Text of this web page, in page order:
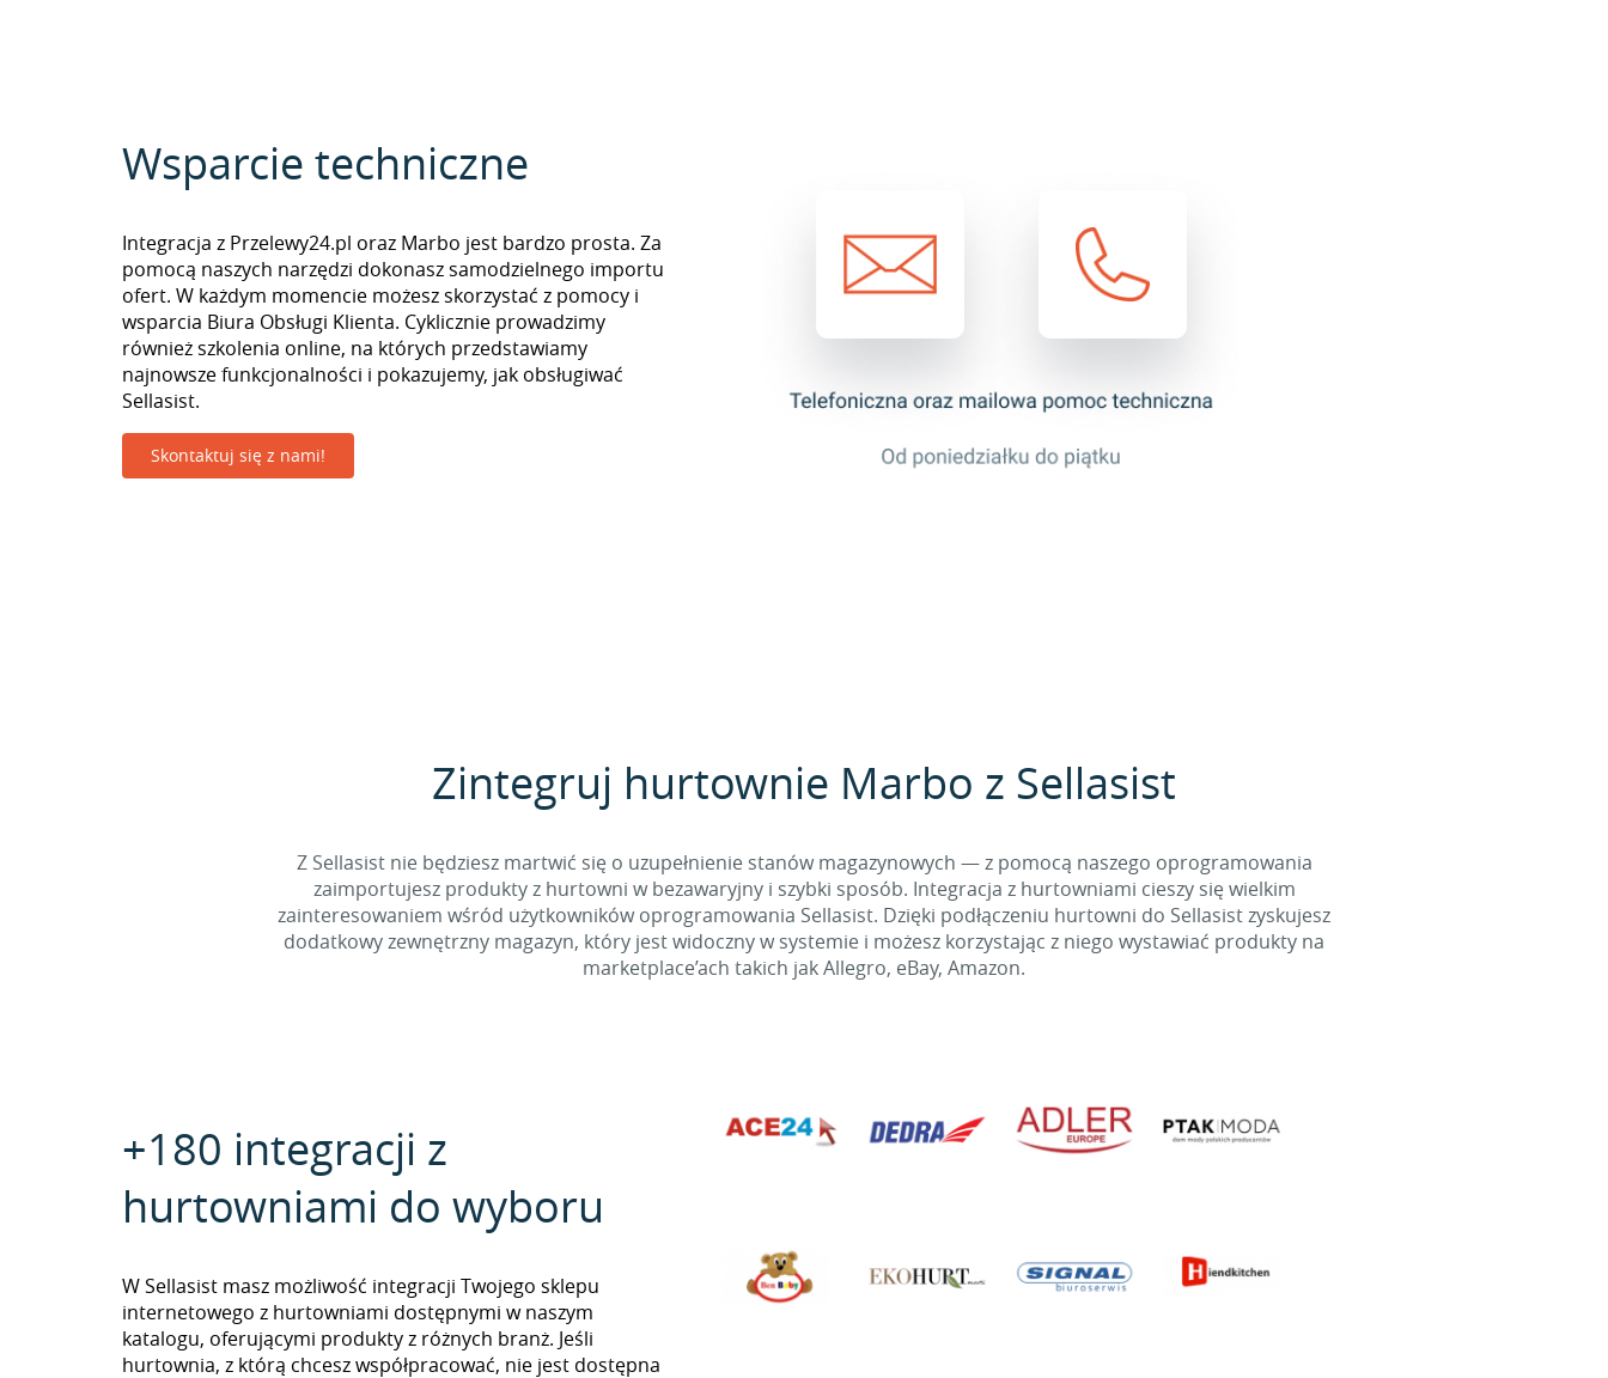
Wsparcie techniczne
Integracja z Przelewy24.pl oraz Marbo jest bardzo prosta. Za
pomocą naszych narzędzi dokonasz samodzielnego importu
ofert. W każdym momencie możesz skorzystać z pomocy i
wsparcia Biura Obsługi Klienta. Cyklicznie prowadzimy
również szkolenia online, na których przedstawiamy
najnowsze funkcjonalności i pokazujemy, jak obsługiwać
Sellasist.
Skontaktuj się z nami!
Zintegruj hurtownie Marbo z Sellasist
Z Sellasist nie będziesz martwić się o uzupełnienie stanów magazynowych — z pomocą naszego oprogramowania
zaimportujesz produkty z hurtowni w bezawaryjny i szybki sposób. Integracja z hurtowniami cieszy się wielkim
zainteresowaniem wśród użytkowników oprogramowania Sellasist. Dzięki podłączeniu hurtowni do Sellasist zyskujesz
dodatkowy zewnętrzny magazyn, który jest widoczny w systemie i możesz korzystając z niego wystawiać produkty na
marketplace’ach takich jak Allegro, eBay, Amazon.
+180 integracji z
hurtowniami do wyboru
W Sellasist masz możliwość integracji Twojego sklepu
internetowego z hurtowniami dostępnymi w naszym
katalogu, oferującymi produkty z różnych branż. Jeśli
hurtownia, z którą chcesz współpracować, nie jest dostępna